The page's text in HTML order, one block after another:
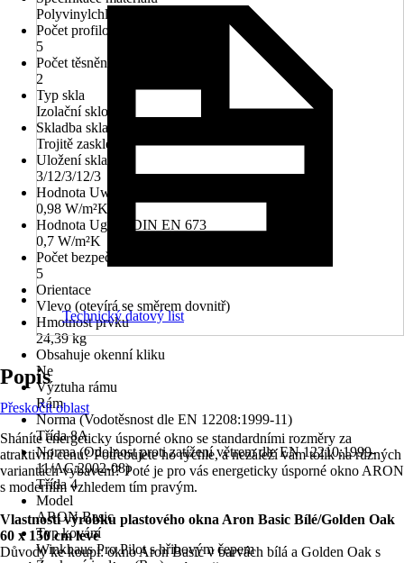
Polyvinylchlorid (PVC)
Počet profilových komor
5
Počet těsnění
2
Typ skla
Izolační sklo
Skladba skla
Trojitě zasklené
Uložení skla
3/12/3/12/3
Hodnota Uw dle DIN EN 10077
0,98 W/m²K
Hodnota Ug dle DIN EN 673
0,7 W/m²K
Počet bezpečnostních kotevních plechů
5
Orientace
Vlevo (otevírá se směrem dovnitř)
Hmotnost prvku
24,39 kg
Obsahuje okenní kliku
Ne
Výztuha rámu
Rám
Norma (Vodotěsnost dle EN 12208:1999-11)
Třída 8A
Norma (Odolnost proti zatížení větrem dle EN 12210:1999-
11/AC:2002-08)
Třída 4
Model
ARON Basic
Typ kování
Winkhaus Pro Pilot s hřibovým čepem
Technický datový list
Popis
Přeskočit oblast
Sháníte energeticky úsporné okno se standardními rozměry za
atraktivní cenu? Potřebujete ho rychle, a nezáleží vám tolik na různých
variantách vybavení? Poté je pro vás energeticky úsporné okno ARON
s moderním vzhledem tím pravým.
Vlastnosti výrobku plastového okna Aron Basic Bílé/Golden Oak
60 x 150 cm levé
Důvody ke koupi: okno Aron Basic v barvách bílá a Golden Oak s